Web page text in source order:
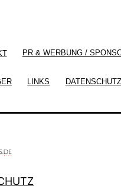
PR & WERBUNG /
LINKS DATENSCHUTZ